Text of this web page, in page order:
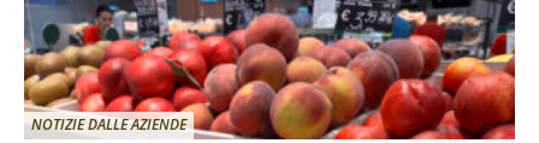
NOTIZIE DALLE AZIENDE